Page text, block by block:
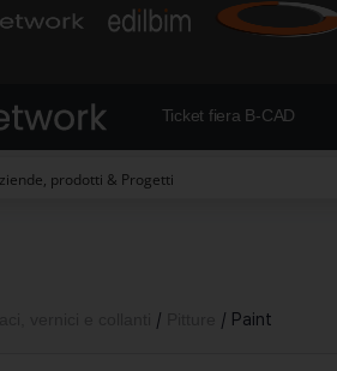
Ticket fiera B-CAD
/ / Paint